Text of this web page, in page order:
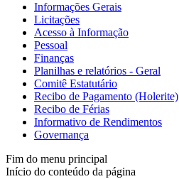
Informações Gerais
Licitações
Acesso à Informação
Pessoal
Finanças
Planilhas e relatórios - Geral
Comitê Estatutário
Recibo de Pagamento (Holerite)
Recibo de Férias
Informativo de Rendimentos
Governança
Fim do menu principal
Início do conteúdo da página